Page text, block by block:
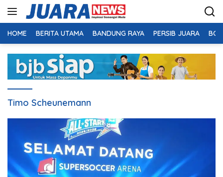
HOME BERITA UTAMA BANDUNG RAYA PERSIB JUARA
Timo Scheunemann